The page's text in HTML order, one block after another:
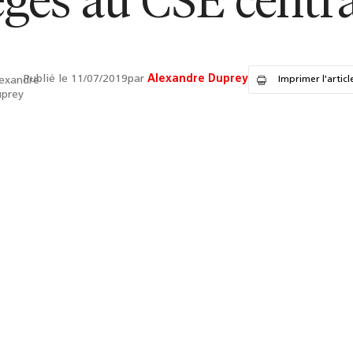
Publié le 11/07/2019par Alexandre Duprey Imprimer